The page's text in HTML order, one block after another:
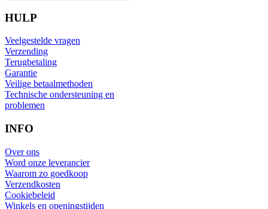
HULP
Veelgestelde vragen
Verzending
Terugbetaling
Garantie
Veilige betaalmethoden
Technische ondersteuning en
problemen
INFO
Over ons
Word onze leverancier
Waarom zo goedkoop
Verzendkosten
Cookiebeleid
Winkels en openingstijden